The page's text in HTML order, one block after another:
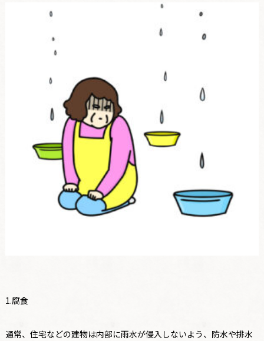
1.腐食
通常、住宅などの建物は内部に雨水が侵入しないよう、防水や排水